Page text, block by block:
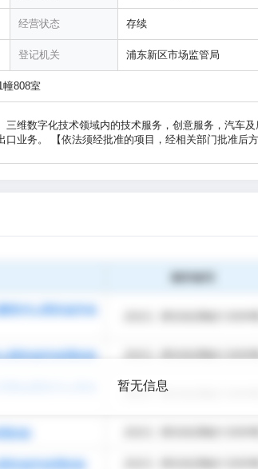
经营状态 存续
登记机关 浦东新区市场监管局
808室
三维数字化技术领域内的技术服务，创意服务，汽车
口业务。 【依法须经批准的项目，经相关部门批准后
暂无信息